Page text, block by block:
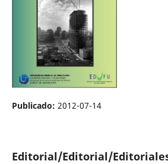
Publicado: 2012-07-14
Editorial/Editorial/